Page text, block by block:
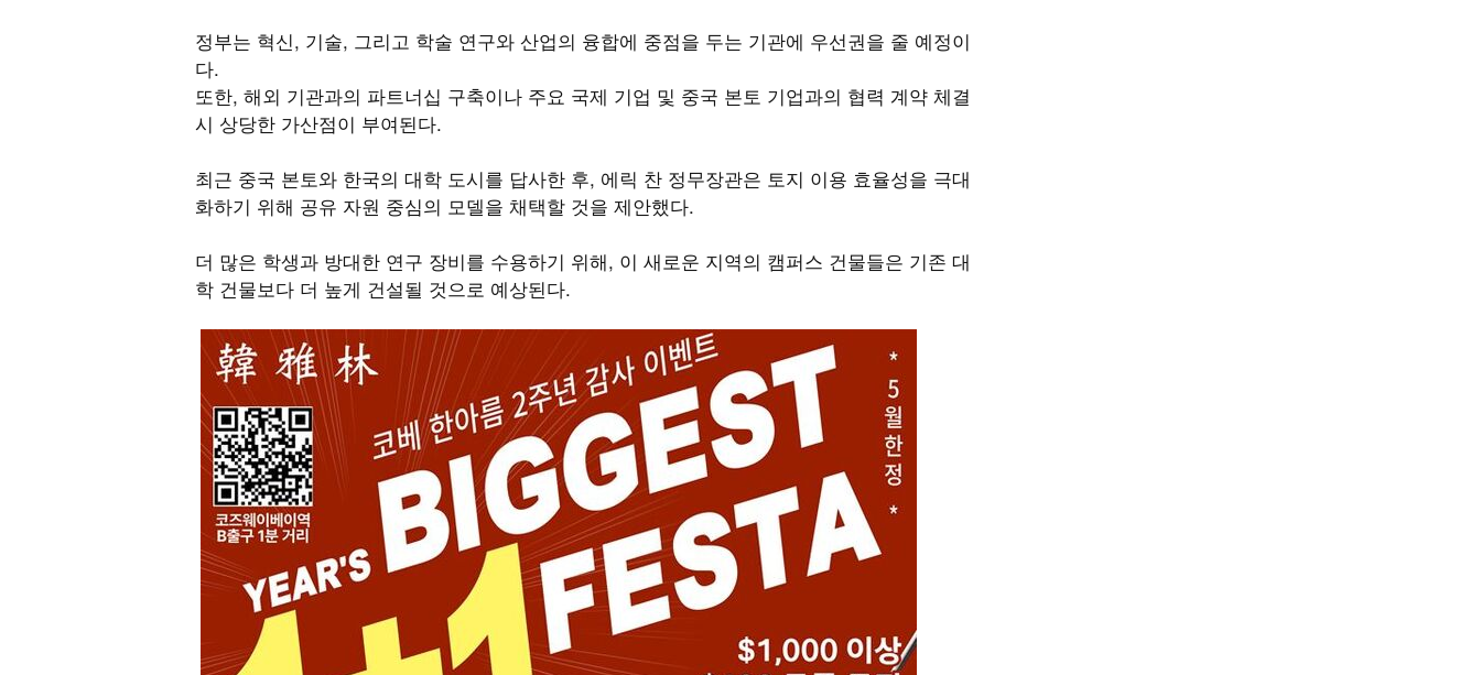
정부는 혁신, 기술, 그리고 학술 연구와 산업의 융합에 중점을 두는 기관에 우선권을 줄 예정이
다.
또한, 해외 기관과의 파트너십 구축이나 주요 국제 기업 및 중국 본토 기업과의 협력 계약 체결
시 상당한 가산점이 부여된다.
최근 중국 본토와 한국의 대학 도시를 답사한 후, 에릭 찬 정무장관은 토지 이용 효율성을 극대
화하기 위해 공유 자원 중심의 모델을 채택할 것을 제안했다.
더 많은 학생과 방대한 연구 장비를 수용하기 위해, 이 새로운 지역의 캠퍼스 건물들은 기존 대
학 건물보다 더 높게 건설될 것으로 예상된다.